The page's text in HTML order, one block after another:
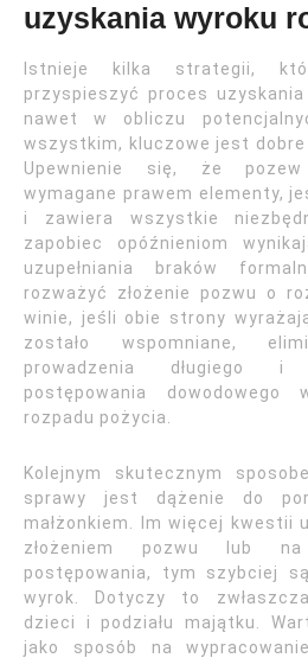
uzyskania wyroku
Istnieje kilka strategii,
przyspieszyć proces
nawet w obliczu
wszystkim, kluczowe jest dobre
Upewnienie się, że
wymagane prawem elementy,
i zawiera wszystkie
zapobiec opóźnieniom
uzupełniania braków
rozważyć złożenie pozwu o
winie, jeśli obie strony
zostało wspomniane,
prowadzenia długiego i
postępowania dowodowego
rozpadu pożycia.
Kolejnym skutecznym
sprawy jest dążenie do
małżonkiem. Im więcej kwestii
złożeniem pozwu lub
postępowania, tym szybciej
wyrok. Dotyczy to
dzieci i podziału majątku.
jako sposób na